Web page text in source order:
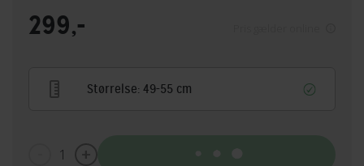
299,-
Størrelse: 49-55 cm
1